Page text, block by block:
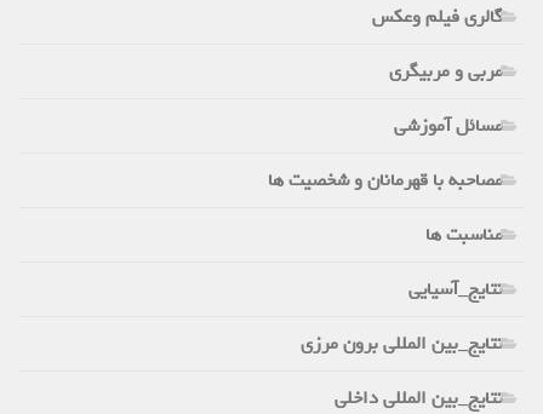
گالری فیلم وعکس
مربی و مربیگری
مسائل آموزشی
مصاحبه با قهرمانان و شخصیت ها
مناسبت ها
نتایج_آسیایی
نتایج_بین المللی برون مرزی
نتایج_بین المللی داخلی